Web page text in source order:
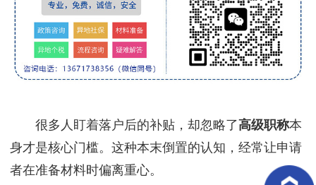
服
务
客
户
案
例
很多人盯着落户后的补贴，却忽略了高级职称本
身才是核心门槛。这种本末倒置的认知，经常让申请
者在准备材料时偏离重心。